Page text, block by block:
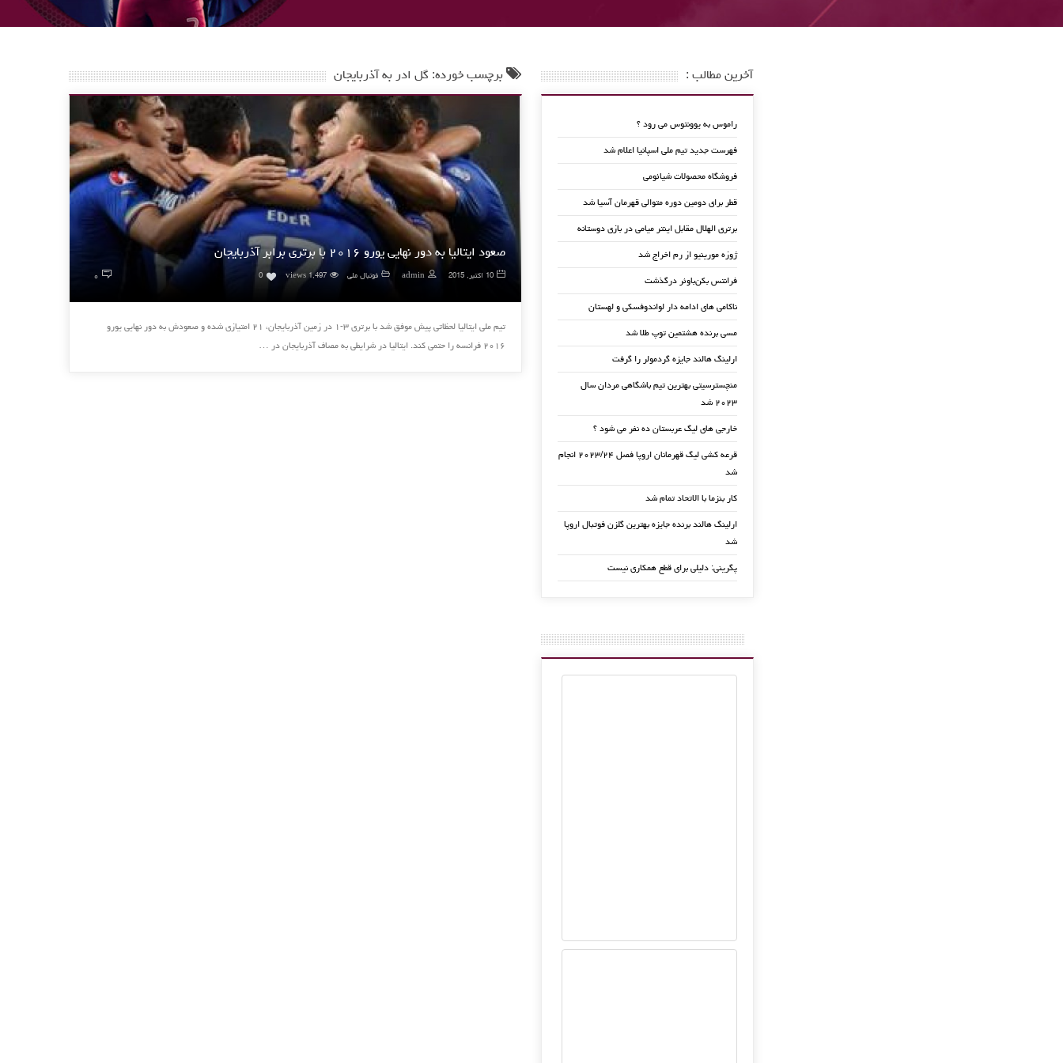
برچسب خورده: گل ادر به آذربایجان
صعود ایتالیا به دور نهایی یورو ۲۰۱۶ با برتری برابر آذربایجان
10 اکتبر, 2015 admin فوتبال ملی 1,497 views
0 ۰
تیم ملی ایتالیا لحظاتی پیش موفق شد با برتری ۳-۱ در زمین آذربایجان، ۲۱ امتیازی شده و صعودش به دور نهایی یورو
۲۰۱۶ فرانسه را حتمی کند. ایتالیا در شرایطی به مصاف آذربایجان در …
آخرین مطالب :
راموس به یوونتوس می رود ؟
فهرست جدید تیم ملی اسپانیا اعلام شد
فروشگاه محصولات شیائومی
قطر برای دومین دوره متوالی قهرمان آسیا شد
برتری الهلال مقابل اینتر میامی در بازی دوستانه
ژوزه مورینیو از رم اخراج شد
فرانتس بکن‌باوئر درگذشت
ناکامی های ادامه دار لواندوفسکی و لهستان
مسی برنده هشتمین توپ طلا شد
ارلینگ هالند جایزه گردمولر را گرفت
منچسترسیتی بهترین تیم باشگاهی مردان سال
۲۰۲۳ شد
خارجی های لیگ عربستان ده نفر می شود ؟
قرعه کشی لیگ قهرمانان اروپا فصل ۲۰۲۳/۲۴ انجام
شد
کار بنزما با الاتحاد تمام شد
ارلینگ هالند برنده جایزه بهترین گلزن فوتبال اروپا
شد
پگرینی: دلیلی برای قطع همکاری نیست